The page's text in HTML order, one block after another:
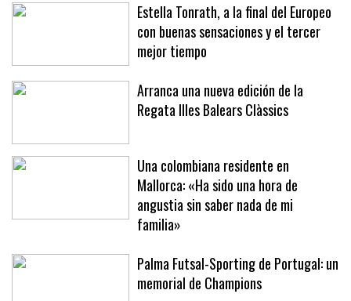
Estella Tonrath, a la final del Europeo
con buenas sensaciones y el tercer
mejor tiempo
Arranca una nueva edición de la
Regata Illes Balears Clàssics
Una colombiana residente en
Mallorca: «Ha sido una hora de
angustia sin saber nada de mi
familia»
Palma Futsal-Sporting de Portugal: un
memorial de Champions